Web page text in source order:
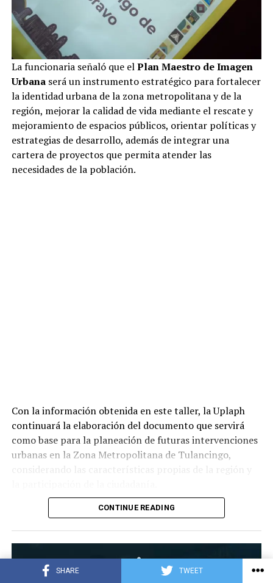
SHARE TWEET
La funcionaria señaló que elPlan Maestro de Imagen
Urbanaserá un instrumento estratégico para fortalecer
la identidad urbana de la zona metropolitana y de la
región, mejorar la calidad de vida mediante el rescate y
mejoramiento de espacios públicos, orientar políticas y
estrategias de desarrollo, además de integrar una
cartera de proyectos que permita atender las
necesidades de la población.
Con la información obtenida en este taller, la Uplaph
continuará la elaboración del documento que servirá
como base para la planeación de futuras intervenciones
urbanas en la Zona Metropolitana de Tulancingo,
considerando las características propias de la región y
CONTINUE READING